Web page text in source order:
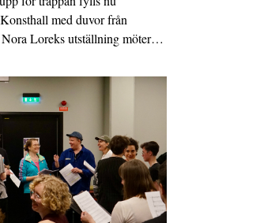
med duvor från
Loreks utställning möter…